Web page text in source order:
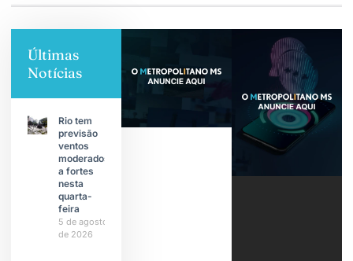
Últimas
Notícias
Rio tem
previsão
ventos
moderados
a fortes
nesta
quarta-
feira
5 de agosto
de 2026